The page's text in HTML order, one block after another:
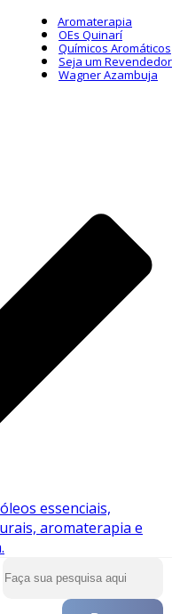
Aromaterapia
OEs Quinarí
Químicos Aromáticos
Seja um Revendedor
Wagner Azambuja